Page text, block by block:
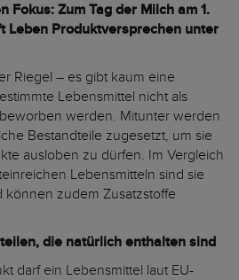
Fokus: Zum Tag der Milch am 1.
Leben Produktversprechen unter
Riegel – es gibt kaum eine
Lebensmittel nicht als
werden. Mitunter werden
Bestandteile zugesetzt, um sie
ausloben zu dürfen. Im Vergleich
Lebensmitteln sind sie
zudem Zusatzstoffe
die natürlich enthalten sind
darf ein Lebensmittel laut EU-